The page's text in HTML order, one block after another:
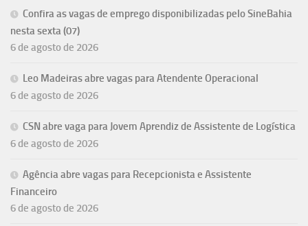
Confira as vagas de emprego disponibilizadas pelo SineBahia
nesta sexta (07)
6 de agosto de 2026
Leo Madeiras abre vagas para Atendente Operacional
6 de agosto de 2026
CSN abre vaga para Jovem Aprendiz de Assistente de Logística
6 de agosto de 2026
Agência abre vagas para Recepcionista e Assistente
Financeiro
6 de agosto de 2026